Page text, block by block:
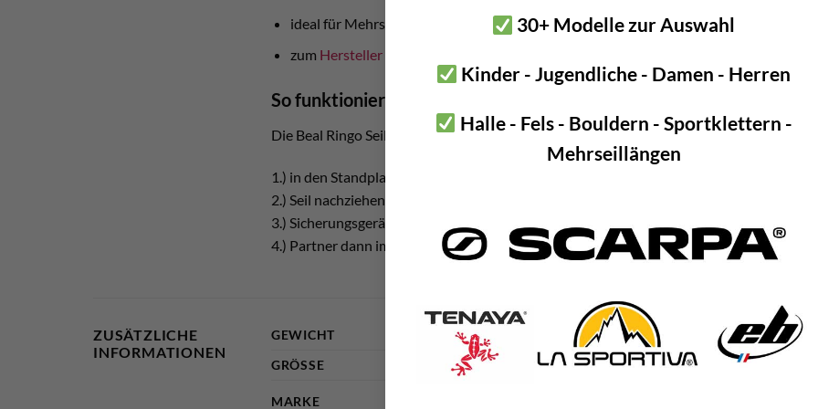
30+ Modelle zur Auswahl
Kinder - Jugendliche - Damen - Herren
Halle - Fels - Bouldern - Sportklettern -
Mehrseillängen
ideal für Mehrseillängen bzw. Halbseile
zum Hersteller
So funktioniert´s!
Die Beal Ringo Seilhalter sind sehr einfach zu bedienen.
1.) in den Standplatz hängen
2.) Seil nachziehen / Partner nachsichern und von oben Schlaufe für Schlaufe durch den
3.) Sicherungsgerät umhängen
4.) Partner dann im Vorstieg sichern, einfach Seil aus der Schlaufe ziehen
ZUSÄTZLICHE
INFORMATIONEN
GEWICHT
90 g
GRÖSSE
30 × 10 × 4 cm
MARKE